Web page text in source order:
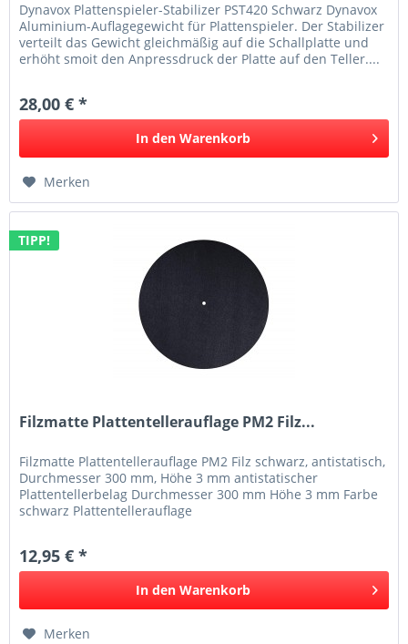
Dynavox Plattenspieler-Stabilizer PST420 Schwarz Dynavox
Aluminium-Auflagegewicht für Plattenspieler. Der Stabilizer
verteilt das Gewicht gleichmäßig auf die Schallplatte und
erhöht smoit den Anpressdruck der Platte auf den Teller....
28,00 € *
In den Warenkorb
Merken
TIPP!
Filzmatte Plattentellerauflage PM2 Filz...
Filzmatte Plattentellerauflage PM2 Filz schwarz, antistatisch,
Durchmesser 300 mm, Höhe 3 mm antistatischer
Plattentellerbelag Durchmesser 300 mm Höhe 3 mm Farbe
schwarz Plattentellerauflage
12,95 € *
In den Warenkorb
Merken